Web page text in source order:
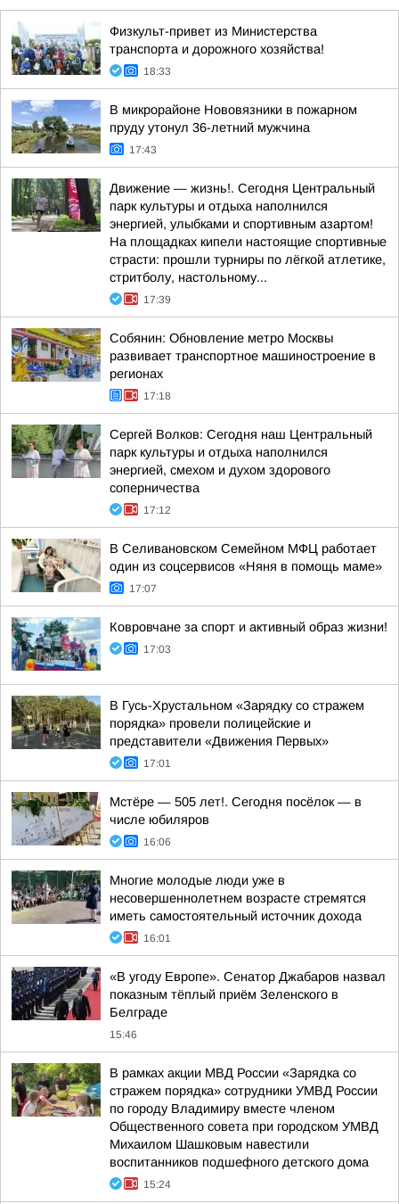
Физкульт-привет из Министерства
транспорта и дорожного хозяйства!
18:33
В микрорайоне Нововязники в пожарном
пруду утонул 36-летний мужчина
17:43
Движение — жизнь!. Сегодня Центральный
парк культуры и отдыха наполнился
энергией, улыбками и спортивным азартом!
На площадках кипели настоящие спортивные
страсти: прошли турниры по лёгкой атлетике,
стритболу, настольному...
17:39
Собянин: Обновление метро Москвы
развивает транспортное машиностроение в
регионах
17:18
Сергей Волков: Сегодня наш Центральный
парк культуры и отдыха наполнился
энергией, смехом и духом здорового
соперничества
17:12
В Селивановском Семейном МФЦ работает
один из соцсервисов «Няня в помощь маме»
17:07
Ковровчане за спорт и активный образ жизни!
17:03
В Гусь-Хрустальном «Зарядку со стражем
порядка» провели полицейские и
представители «Движения Первых»
17:01
Мстёре — 505 лет!. Сегодня посёлок — в
числе юбиляров
16:06
Многие молодые люди уже в
несовершеннолетнем возрасте стремятся
иметь самостоятельный источник дохода
16:01
«В угоду Европе». Сенатор Джабаров назвал
показным тёплый приём Зеленского в
Белграде
15:46
В рамках акции МВД России «Зарядка со
стражем порядка» сотрудники УМВД России
по городу Владимиру вместе членом
Общественного совета при городском УМВД
Михаилом Шашковым навестили
воспитанников подшефного детского дома
15:24